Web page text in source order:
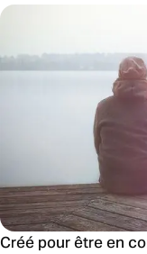
Créé pour être en